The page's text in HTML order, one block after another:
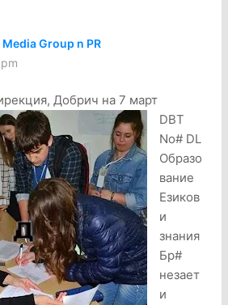
Group n PR
Добрич на 7 март
DBT
No# DL
Образо
вание
Езиков
и
знания
Бр#
незает
и